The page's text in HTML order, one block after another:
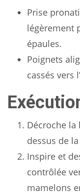
Prise
légèrement
épaules.
Poignets
cassés vers
Décroche la
dessus de
Inspire et
contrôlée
mamelons